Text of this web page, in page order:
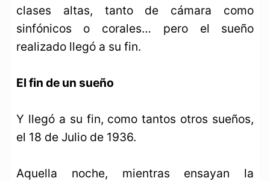
clases altas, tanto de cámara como
sinfónicos o corales… pero el sueño
realizado llegó a su fin.
El fin de un sueño
Y llegó a su fin, como tantos otros sueños,
el 18 de Julio de 1936.
Aquella noche, mientras ensayan la